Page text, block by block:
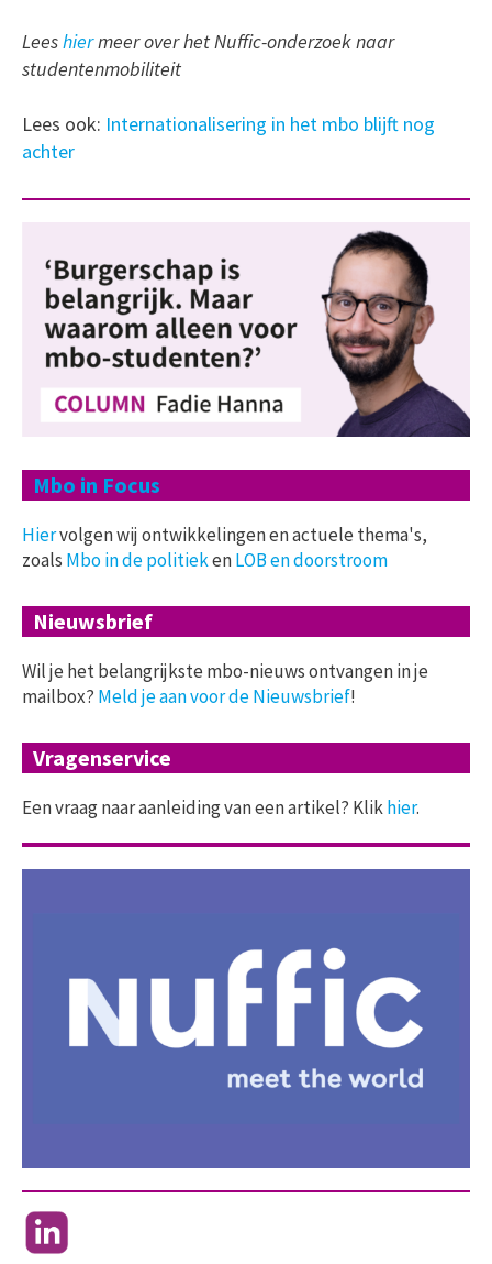
Leeshiermeer over het Nuffic-onderzoek naar
studentenmobiliteit
Lees ook: Internationalisering in het mbo blijft nog
achter
Mbo in Focus
Hiervolgen wij ontwikkelingen en actuele thema's,
zoals Mbo in de politiekenLOB en doorstroom
Nieuwsbrief
Wil je het belangrijkste mbo-nieuws ontvangen in je
mailbox? Meld je aan voor de Nieuwsbrief!
Vragenservice
Een vraag naar aanleiding van een artikel? Klikhier.